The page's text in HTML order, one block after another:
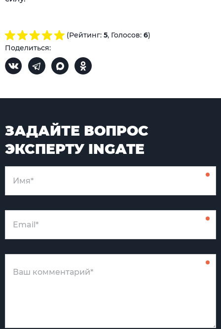
(Рейтинг: 5, Голосов: 6)
Поделиться:
ЗАДАЙТЕ ВОПРОС
ЭКСПЕРТУ INGATE